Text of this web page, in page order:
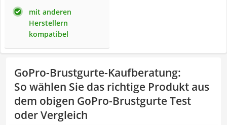
mit anderen
Herstellern
kompatibel
GoPro-Brustgurte-Kaufberatung:
So wählen Sie das richtige Produkt aus
dem obigen GoPro-Brustgurte Test
oder Vergleich